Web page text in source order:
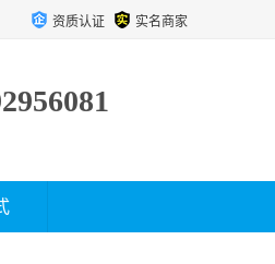
资质认证 实名商家